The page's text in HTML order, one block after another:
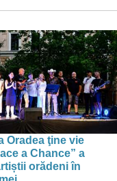
Oradea ţine vie
a Chance” a
orădeni în